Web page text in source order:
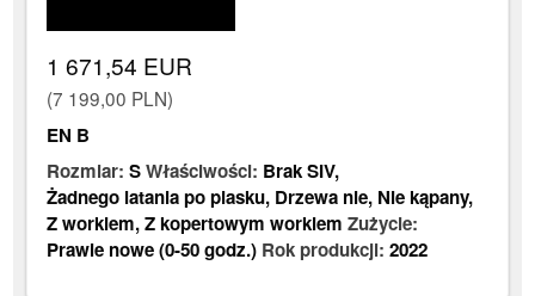
1 671,54 EUR
(7 199,00 PLN)
EN B
Rozmiar:SWłaściwości: Brak SIV,
Żadnego latania po piasku, Drzewa nie, Nie kąpany,
Z workiem,Z kopertowym workiem Zużycie:
Prawie nowe (0-50 godz.) Rok produkcji:2022